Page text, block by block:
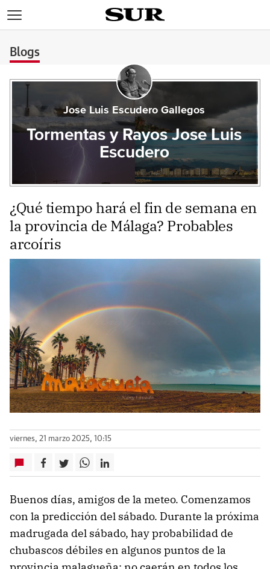
Blogs
Jose Luis Escudero Gallegos
Tormentas y Rayos Jose Luis
Escudero
¿Qué tiempo hará el fin de semana en
la provincia de Málaga? Probables
arcoíris
viernes, 21 marzo 2025, 10:15
Buenos días, amigos de la meteo. Comenzamos
con la predicción del sábado. Durante la próxima
madrugada del sábado, hay probabilidad de
chubascos débiles en algunos puntos de la